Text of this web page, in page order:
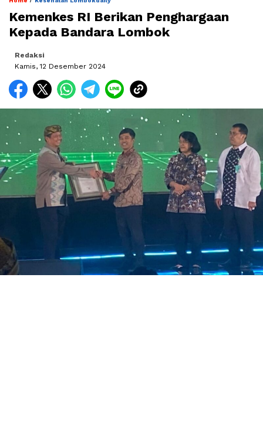
Kemenkes RI Berikan Penghargaan
Kepada Bandara Lombok
Redaksi
Kamis, 12 Desember 2024